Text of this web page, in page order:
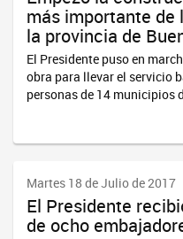
más importante de
la provincia de
El Presidente puso en
obra para llevar el servicio
personas de 14 municipios
Martes 18 de Julio de 2017
El Presidente
de ocho